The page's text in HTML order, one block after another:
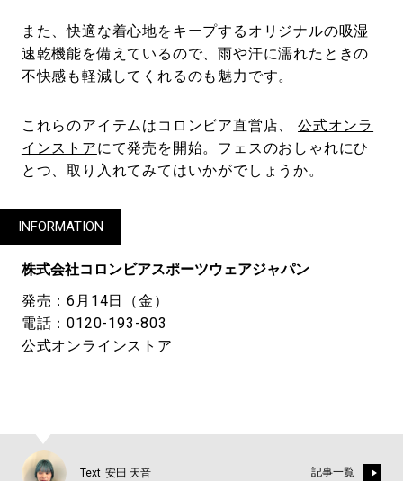
また、快適な着心地をキープするオリジナルの吸湿
速乾機能を備えているので、雨や汗に濡れたときの
不快感も軽減してくれるのも魅力です。
これらのアイテムはコロンビア直営店、公式オンラ
インストアにて発売を開始。フェスのおしゃれにひ
とつ、取り入れてみてはいかがでしょうか。
INFORMATION
株式会社コロンビアスポーツウェアジャパン
発売：6月14日（金）
電話：0120-193-803
公式オンラインストア
Text_安田 天音 記事一覧